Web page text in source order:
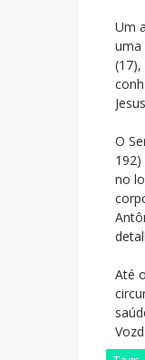
Um
uma
(17),
O
no
Até